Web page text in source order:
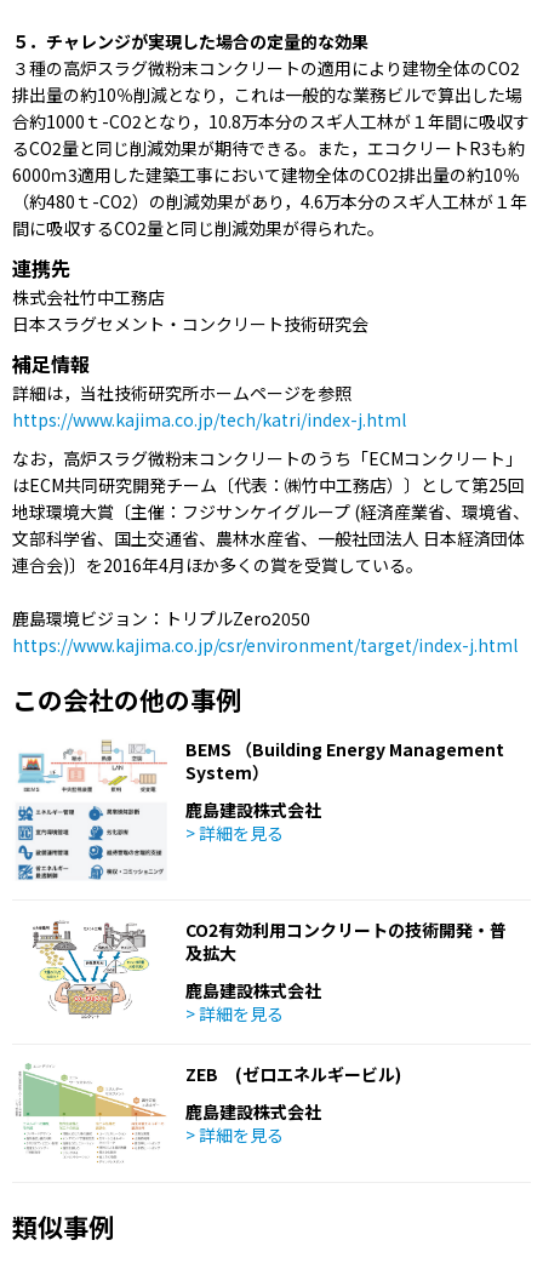
５．チャレンジが実現した場合の定量的な効果
３種の高炉スラグ微粉末コンクリートの適用により建物全体のCO2
排出量の約10％削減となり，これは一般的な業務ビルで算出した場
合約1000ｔ-CO2となり，10.8万本分のスギ人工林が１年間に吸収す
るCO2量と同じ削減効果が期待できる。また，エコクリートR3も約
6000ｍ3適用した建築工事において建物全体のCO2排出量の約10％
（約480ｔ-CO2）の削減効果があり，4.6万本分のスギ人工林が１年
間に吸収するCO2量と同じ削減効果が得られた。
連携先
株式会社竹中工務店
日本スラグセメント・コンクリート技術研究会
補足情報
詳細は，当社技術研究所ホームページを参照
https://www.kajima.co.jp/tech/katri/index-j.html
なお，高炉スラグ微粉末コンクリートのうち「ECMコンクリート」
はECM共同研究開発チーム〔代表：㈱竹中工務店）〕として第25回
地球環境大賞〔主催：フジサンケイグループ (経済産業省、環境省、
文部科学省、国土交通省、農林水産省、一般社団法人 日本経済団体
連合会)〕を2016年4月ほか多くの賞を受賞している。
鹿島環境ビジョン：トリプルZero2050
https://www.kajima.co.jp/csr/environment/target/index-j.html
この会社の他の事例
BEMS （Building Energy Management
System）
鹿島建設株式会社
> 詳細を見る
CO2有効利用コンクリートの技術開発・普
及拡大
鹿島建設株式会社
> 詳細を見る
ZEB (ゼロエネルギービル)
鹿島建設株式会社
> 詳細を見る
類似事例